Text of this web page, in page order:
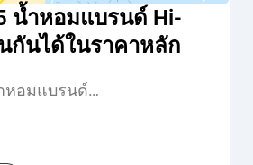
น้ำหอมแบรนด์ Hi-
กันได้ในราคาหลัก
หอมแบรนด์…